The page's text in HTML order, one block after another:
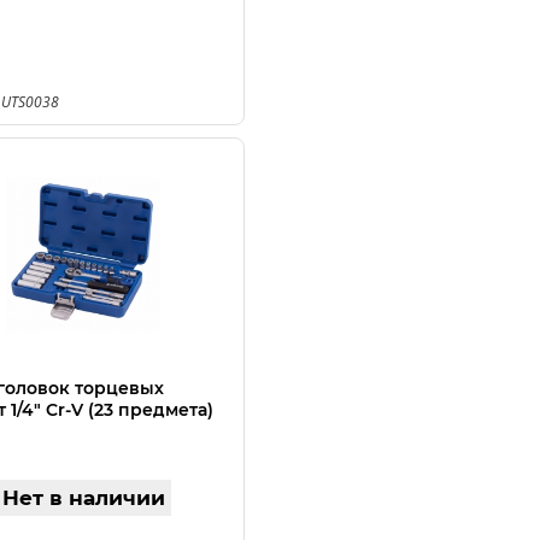
торцевых
1/4" Cr-V (23 предмета)
Нет в наличии